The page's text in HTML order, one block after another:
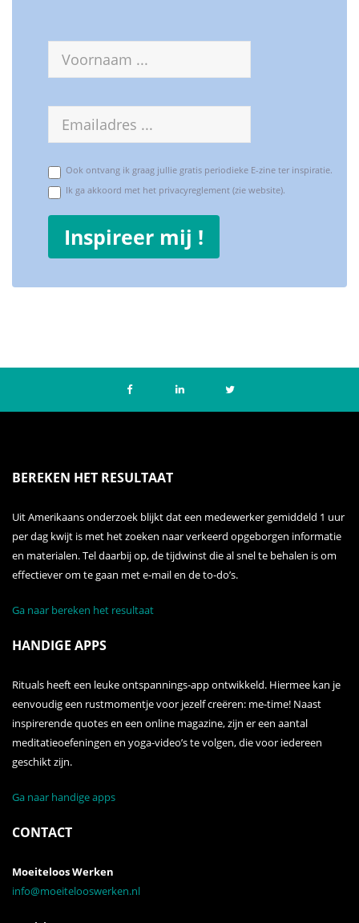
Voornaam
E-
mailadres
Ook ontvang ik graag jullie gratis periodieke E-zine ter inspiratie.
Ik ga akkoord met het privacyreglement (zie website).
Inspireer mij !
BEREKEN HET RESULTAAT
Uit Amerikaans onderzoek blijkt dat een medewerker gemiddeld 1 uur
per dag kwijt is met het zoeken naar verkeerd opgeborgen informatie
en materialen. Tel daarbij op, de tijdwinst die al snel te behalen is om
effectiever om te gaan met e-mail en de to-do’s.
Ga naar bereken het resultaat
HANDIGE APPS
Rituals heeft een leuke ontspannings-app ontwikkeld. Hiermee kan je
eenvoudig een rustmomentje voor jezelf creëren: me-time! Naast
inspirerende quotes en een online magazine, zijn er een aantal
meditatieoefeningen en yoga-video’s te volgen, die voor iedereen
geschikt zijn.
Ga naar handige apps
CONTACT
Moeiteloos Werken
info@moeitelooswerken.nl